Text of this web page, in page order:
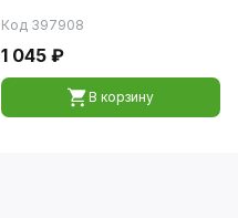
Код 397908
1 045 ₽
В корзину